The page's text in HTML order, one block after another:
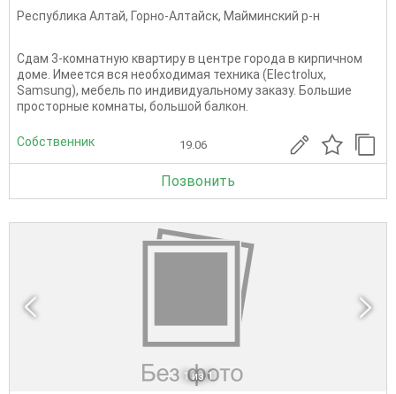
Республика Алтай, Горно-Алтайск, Майминский р-н
Сдам 3-комнатную квартиру в центре города в кирпичном
доме. Имеется вся необходимая техника (Еlесtrоluх,
Sаmsung), мебель по индивидуальному заказу. Большие
просторные комнаты, большой балкон.
Собственник 19.06
Позвонить
1 из 1